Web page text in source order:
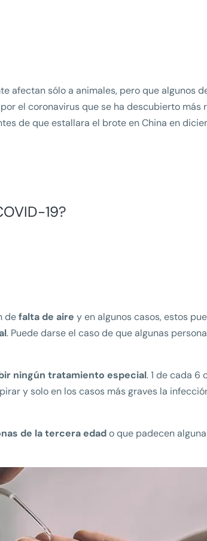
afectan sólo a animales, pero que algunos
el coronavirus que se ha descubierto más
de que estallara el brote en China en
19?
defalta de aire y en algunos casos, estos
. Puede darse el caso de que algunas
ningún tratamiento especial. 1 de cada 6
y solo en los casos más graves la
de la tercera edado que padecen